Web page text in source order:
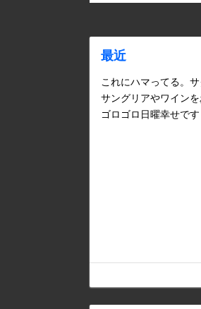
最近
これにハマってる。
サングリアやワイン
ゴロゴロ日曜幸せです